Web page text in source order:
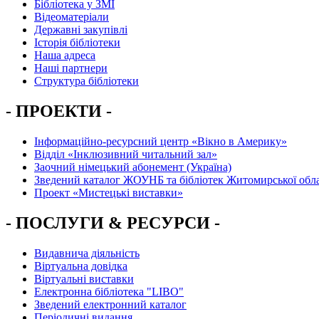
Бібліотека у ЗМІ
Відеоматеріали
Державні закупівлі
Історія бібліотеки
Наша адреса
Наші партнери
Структура бібліотеки
- ПРОЕКТИ -
Інформаційно-ресурсний центр «Вікно в Америку»
Вiддiл «Інклюзивний читальний зал»
Заочний німецький абонемент (Україна)
Зведений каталог ЖОУНБ та бібліотек Житомирської
Проект «Мистецькі виставки»
- ПОСЛУГИ & РЕСУРСИ -
Видавнича діяльність
Віртуальна довідка
Віртуальні виставки
Електронна бібліотека "LIBO"
Зведений електронний каталог